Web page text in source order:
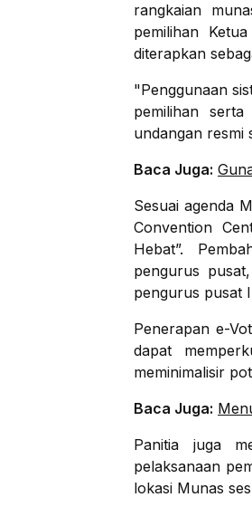
rangkaian
pemilihan
diterapkan
"Penggunaan
pemilihan
undangan resmi
Baca Juga:
Sesuai agenda
Convention
Hebat”.
pengurus
pengurus pusat
Penerapan e-
dapat
meminimalisir
Baca Juga:
Panitia juga
pelaksanaan
lokasi Munas